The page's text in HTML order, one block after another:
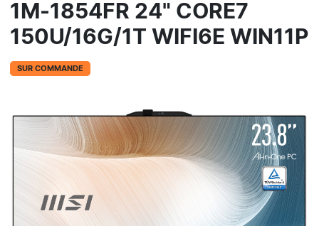
1M-1854FR 24" CORE7
150U/16G/1T WIFI6E WIN11P
SUR COMMANDE